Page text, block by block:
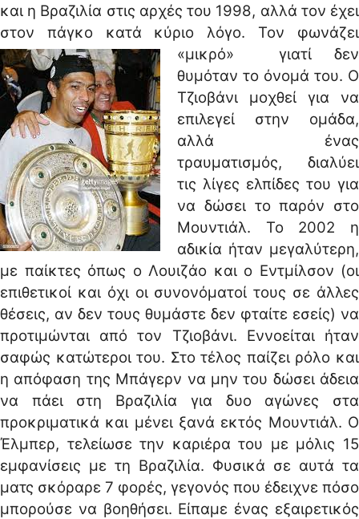
και η Βραζιλία στις αρχές του 1998, αλλά τον έχει
στον πάγκο κατά κύριο λόγο. Τον φωνάζει
«μικρό» γιατί δεν
θυμόταν το όνομά του. Ο
Τζιοβάνι μοχθεί για να
επιλεγεί στην ομάδα,
αλλά ένας
τραυματισμός, διαλύει
τις λίγες ελπίδες του για
να δώσει το παρόν στο
Μουντιάλ. Το 2002 η
αδικία ήταν μεγαλύτερη,
με παίκτες όπως ο Λουιζάο και ο Εντμίλσον (οι
επιθετικοί και όχι οι συνονόματοί τους σε άλλες
θέσεις, αν δεν τους θυμάστε δεν φταίτε εσείς) να
προτιμώνται από τον Τζιοβάνι. Εννοείται ήταν
σαφώς κατώτεροι του. Στο τέλος παίζει ρόλο και
η απόφαση της Μπάγερν να μην του δώσει άδεια
να πάει στη Βραζιλία για δυο αγώνες στα
προκριματικά και μένει ξανά εκτός Μουντιάλ. Ο
Έλμπερ, τελείωσε την καριέρα του με μόλις 15
εμφανίσεις με τη Βραζιλία. Φυσικά σε αυτά τα
ματς σκόραρε 7 φορές, γεγονός που έδειχνε πόσο
μπορούσε να βοηθήσει. Είπαμε ένας εξαιρετικός